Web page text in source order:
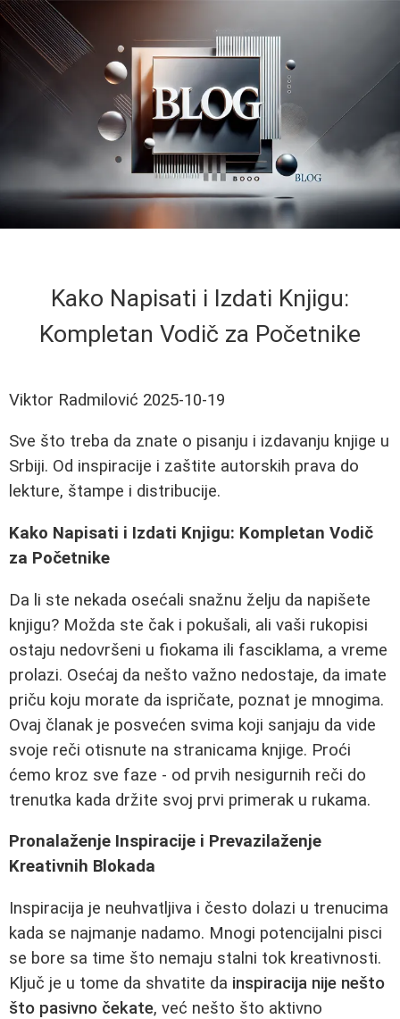
Kako Napisati i Izdati Knjigu:
Kompletan Vodič za Početnike
Viktor Radmilović 2025-10-19
Sve što treba da znate o pisanju i izdavanju knjige u
Srbiji. Od inspiracije i zaštite autorskih prava do
lekture, štampe i distribucije.
Kako Napisati i Izdati Knjigu: Kompletan Vodič
za Početnike
Da li ste nekada osećali snažnu želju da napišete
knjigu? Možda ste čak i pokušali, ali vaši rukopisi
ostaju nedovršeni u fiokama ili fasciklama, a vreme
prolazi. Osećaj da nešto važno nedostaje, da imate
priču koju morate da ispričate, poznat je mnogima.
Ovaj članak je posvećen svima koji sanjaju da vide
svoje reči otisnute na stranicama knjige. Proći
ćemo kroz sve faze - od prvih nesigurnih reči do
trenutka kada držite svoj prvi primerak u rukama.
Pronalaženje Inspiracije i Prevazilaženje
Kreativnih Blokada
Inspiracija je neuhvatljiva i često dolazi u trenucima
kada se najmanje nadamo. Mnogi potencijalni pisci
se bore sa time što nemaju stalni tok kreativnosti.
Ključ je u tome da shvatite da inspiracija nije nešto
što pasivno čekate, već nešto što aktivno